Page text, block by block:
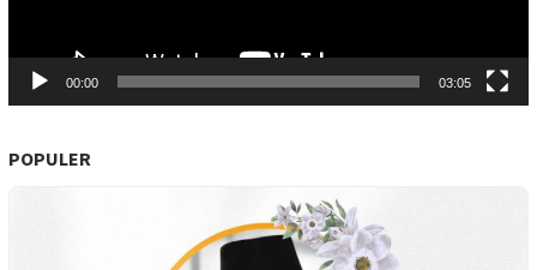
00:00 03:05
POPULER